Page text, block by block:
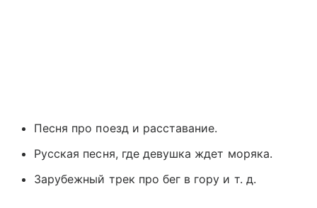
Песня про поезд и расставание.
Русская песня, где девушка ждет моряка.
Зарубежный трек про бег в гору и т. д.